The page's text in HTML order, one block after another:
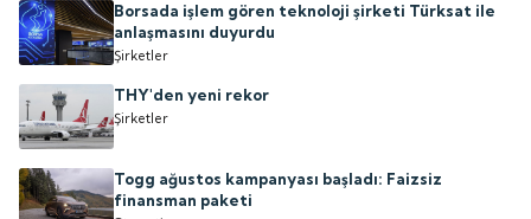
Borsada işlem gören teknoloji şirketi Türksat ile
anlaşmasını duyurdu
Şirketler
THY'den yeni rekor
Şirketler
Togg ağustos kampanyası başladı: Faizsiz
finansman paketi